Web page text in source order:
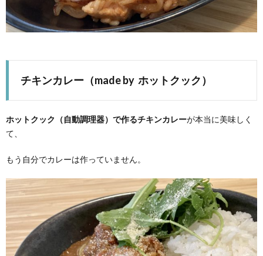
チキンカレー（made by ホットクック）
ホットクック（自動調理器）で作るチキンカレーが本当に美味しく
て、
もう自分でカレーは作っていません。